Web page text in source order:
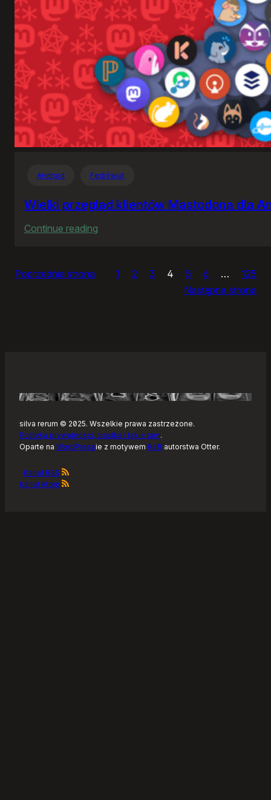
Android Fediświat
Wielki przegląd klientów Mastodona dla
Continue reading
klientów
Poprzednia strona 1 2 3 4 5 6 …
125
Następna strona
silva rerum © 2025. Wszelkie prawa zastrzeżone.
Polityka prywatności, ciastka i takie tam.
Oparte na WordPressie z motywem Raft autorstwa Otter.
Kanał RSS
Kanał Atom